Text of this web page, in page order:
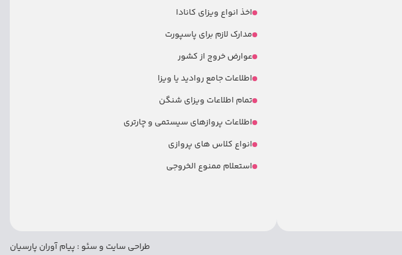
اخذ انواع ویزای کانادا
مدارک لازم برای پاسپورت
عوارض خروج از کشور
اطلاعات جامع روادید یا ویزا
تمام اطلاعات ویزای شنگن
اطلاعات پروازهای سیستمی و چارتری
انواع کلاس های پروازی
استعلام ممنوع الخروجی
طراحی سایت و سئو : پیام آوران پارسیان